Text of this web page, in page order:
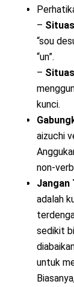
–
“sou
“un”.
–
kunci.
aizuchi
non-
Jangan
adalah
sedikit
untuk